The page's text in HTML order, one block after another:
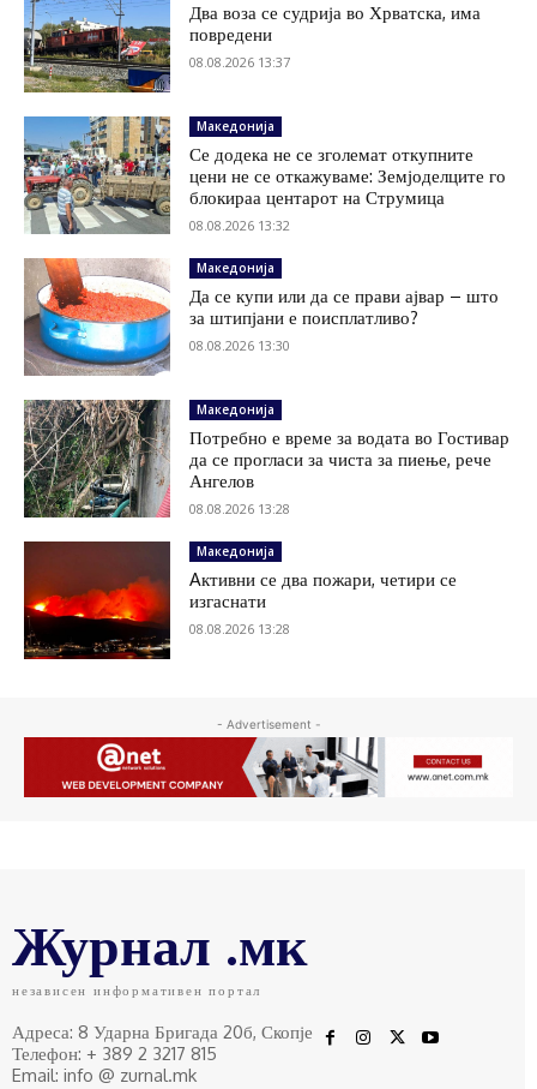
Два воза се судрија во Хрватска, има
повредени
08.08.2026 13:37
Македонија
Се додека не се зголемат откупните
цени не се откажуваме: Земјоделците го
блокираа центарот на Струмица
08.08.2026 13:32
Македонија
Да се купи или да се прави ајвар – што
за штипјани е поисплатливо?
08.08.2026 13:30
Македонија
Потребно е време за водата во Гостивар
да се прогласи за чиста за пиење, рече
Ангелов
08.08.2026 13:28
Македонија
Aктивни се два пожари, четири се
изгаснати
08.08.2026 13:28
- Advertisement -
Журнал .мк
независен информативен портал
Адреса: 8 Ударна Бригада 20б, Скопје
Телефон: + 389 2 3217 815
Email: info @ zurnal.mk